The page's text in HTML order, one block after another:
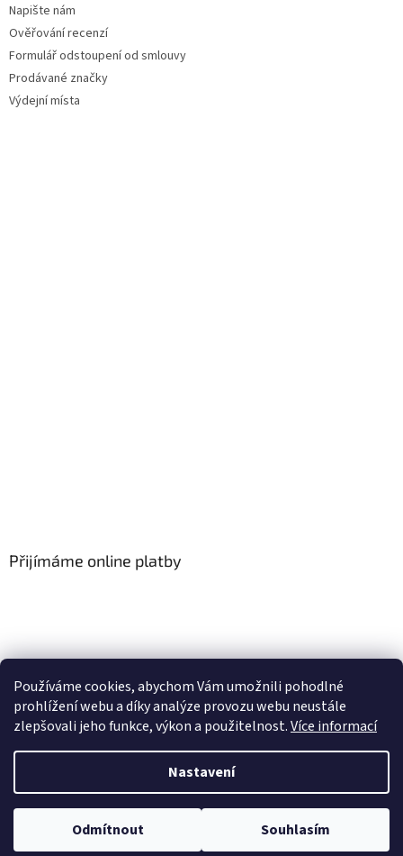
Používáme cookies, abychom Vám umožnili pohodlné
prohlížení webu a díky analýze provozu webu neustále
zlepšovali jeho funkce, výkon a použitelnost.Více informací
Nastavení
Odmítnout Souhlasím
Napište nám
Ověřování recenzí
Formulář odstoupení od smlouvy
Prodávané značky
Výdejní místa
Přijímáme online platby
Vytvořil Shoptet